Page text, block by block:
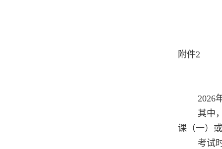
附件2
2026
其中
课（一）
考试